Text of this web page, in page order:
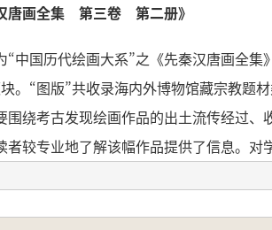
唐画全集 第三卷 第二册》
中国历代绘画大系”之《先秦汉唐画全集
。“图版”共收录海内外博物馆藏宗教题
围绕考古发现绘画作品的出土流传经过
者较专业地了解该幅作品提供了信息。对
「中国歴代絵画大系」の『先秦漢唐画